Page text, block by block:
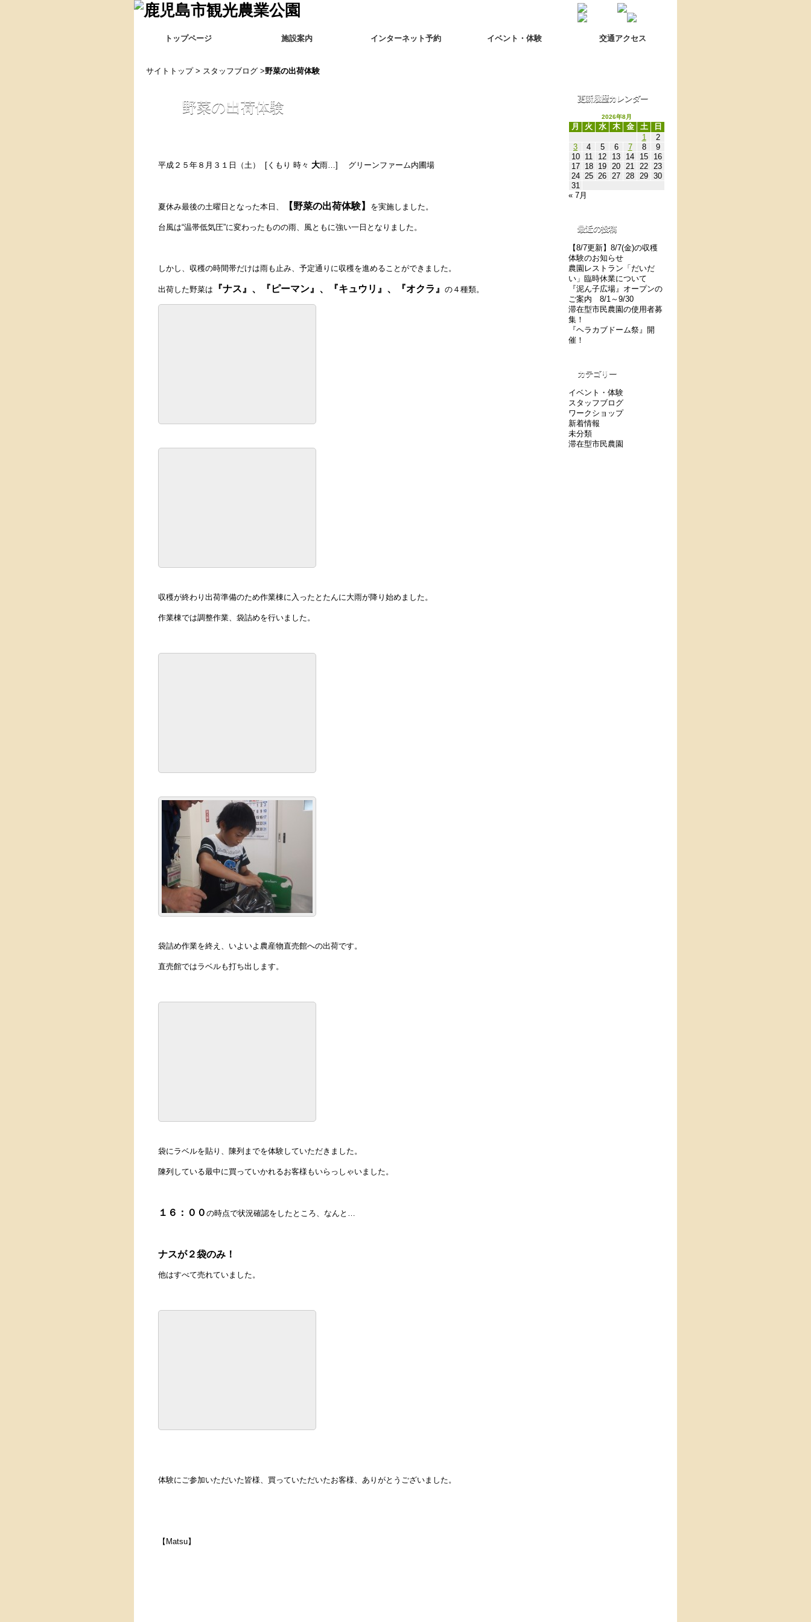
トップページ 施設案内 インターネット予約 イベント・体験 交通アクセス
サイトトップ> スタッフブログ >野菜の出荷体験
野菜の出荷体験
平成２５年８月３１日（土） [くもり 時々 大雨…] グリーンファーム内圃場
夏休み最後の土曜日となった本日、 【野菜の出荷体験】 を実施しました。
台風は“温帯低気圧”に変わったものの雨、風ともに強い一日となりました。
しかし、収穫の時間帯だけは雨も止み、予定通りに収穫を進めることができました。
出荷した野菜は 『ナス』、『ピーマン』、『キュウリ』、『オクラ』 の４種類。
収穫が終わり出荷準備のため作業棟に入ったとたんに大雨が降り始めました。
作業棟では調整作業、袋詰めを行いました。
袋詰め作業を終え、いよいよ農産物直売館への出荷です。
直売館ではラベルも打ち出します。
袋にラベルを貼り、陳列までを体験していただきました。
陳列している最中に買っていかれるお客様もいらっしゃいました。
１６：００ の時点で状況確認をしたところ、なんと…
ナスが２袋のみ！
他はすべて売れていました。
体験にご参加いただいた皆様、買っていただいたお客様、ありがとうございました。
【Matsu】
更新履歴カレンダー
2026年8月
月 火 水 木 金 土
日
1
2
3
4 5 6 7 8
9
10
11 12 13 14 15
16
17
18 19 20 21 22 23
24 25 26 27 28 29 30
31
« 7月
最近の投稿
【8/7更新】8/7(金)の収穫
体験のお知らせ
農園レストラン「だいだ
い」臨時休業について
『泥ん子広場』オープンの
ご案内 8/1～9/30
滞在型市民農園の使用者募
集！
『ヘラカブドーム祭』開
催！
カテゴリー
イベント・体験
スタッフブログ
ワークショップ
新着情報
未分類
滞在型市民農園